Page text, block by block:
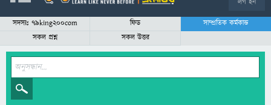
লগ ইন
সদস্যঃ 79king200com ফিড
সাম্প্রতিক কর্মকান্ড
সকল প্রশ্ন
সকল উত্তর